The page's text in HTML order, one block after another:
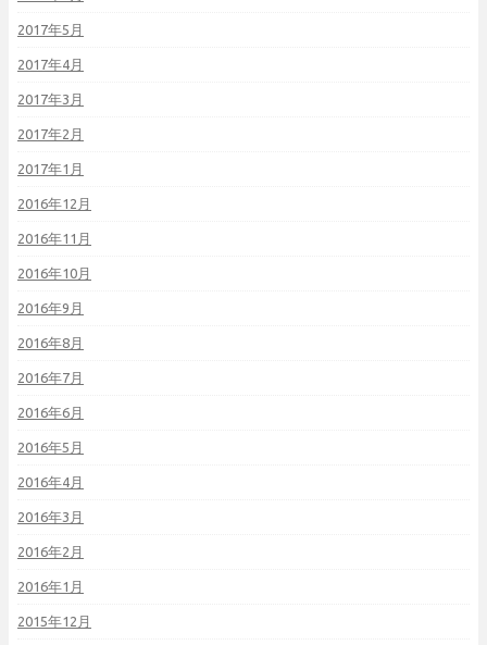
2017年5月
2017年4月
2017年3月
2017年2月
2017年1月
2016年12月
2016年11月
2016年10月
2016年9月
2016年8月
2016年7月
2016年6月
2016年5月
2016年4月
2016年3月
2016年2月
2016年1月
2015年12月